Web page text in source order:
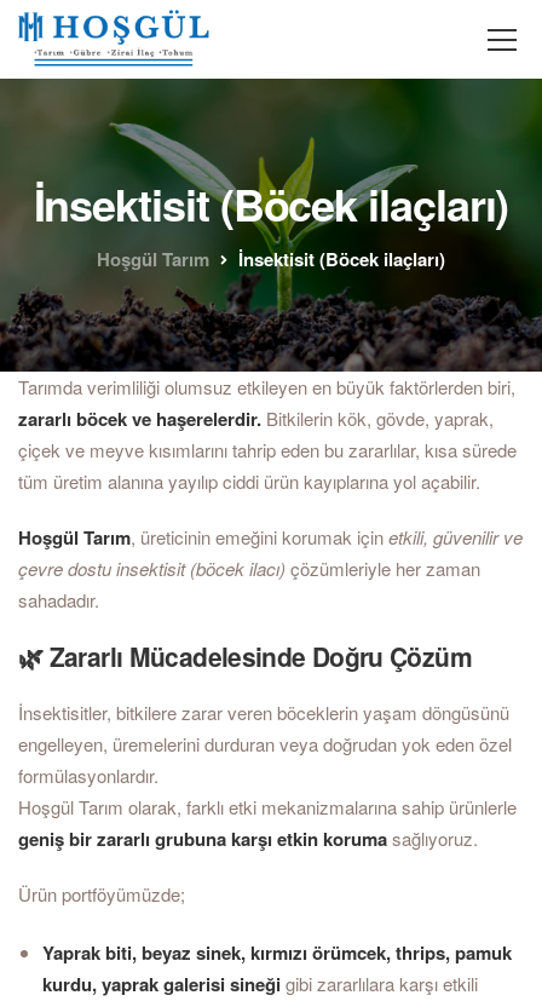
İnsektisit (Böcek ilaçları)
Hoşgül Tarım İnsektisit (Böcek ilaçları)
Tarımda verimliliği olumsuz etkileyen en büyük faktörlerden biri,
zararlı böcek ve haşerelerdir. Bitkilerin kök, gövde, yaprak,
çiçek ve meyve kısımlarını tahrip eden bu zararlılar, kısa sürede
tüm üretim alanına yayılıp ciddi ürün kayıplarına yol açabilir.
Hoşgül Tarım, üreticinin emeğini korumak içinetkili, güvenilir ve
çevre dostu insektisit (böcek ilacı) çözümleriyle her zaman
sahadadır.
🌿 Zararlı Mücadelesinde Doğru Çözüm
İnsektisitler, bitkilere zarar veren böceklerin yaşam döngüsünü
engelleyen, üremelerini durduran veya doğrudan yok eden özel
formülasyonlardır.
Hoşgül Tarım olarak, farklı etki mekanizmalarına sahip ürünlerle
geniş bir zararlı grubuna karşı etkin korumasağlıyoruz.
Ürün portföyümüzde;
Yaprak biti, beyaz sinek, kırmızı örümcek, thrips, pamuk
kurdu, yaprak galerisi sineğigibi zararlılara karşı etkili